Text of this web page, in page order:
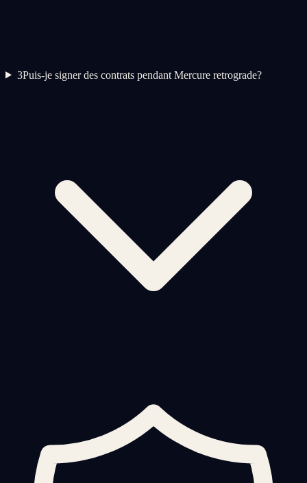
3Puis-je signer des contrats pendant Mercure retrograde?